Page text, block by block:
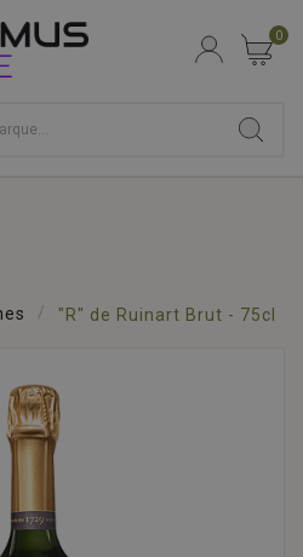
0
"R" de Ruinart Brut - 75cl